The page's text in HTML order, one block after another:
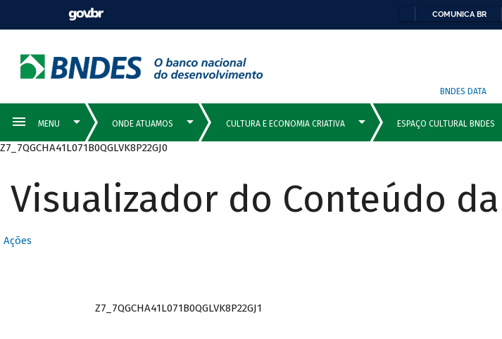
COMUNICA BR
BNDES DATA
Z7_7QGCHA41L071B0QGLVK8P22GJ0
Visualizador do Conteúdo
Ações
Z7_7QGCHA41L071B0QGLVK8P22GJ1